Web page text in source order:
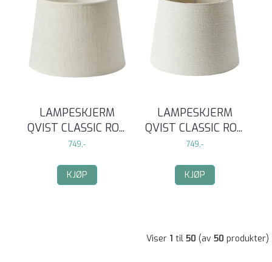
LAMPESKJERM
QVIST CLASSIC RO...
749,-
KJØP
LAMPESKJERM
QVIST CLASSIC RO...
749,-
KJØP
Viser 1 til 50 (av 50 produkter)